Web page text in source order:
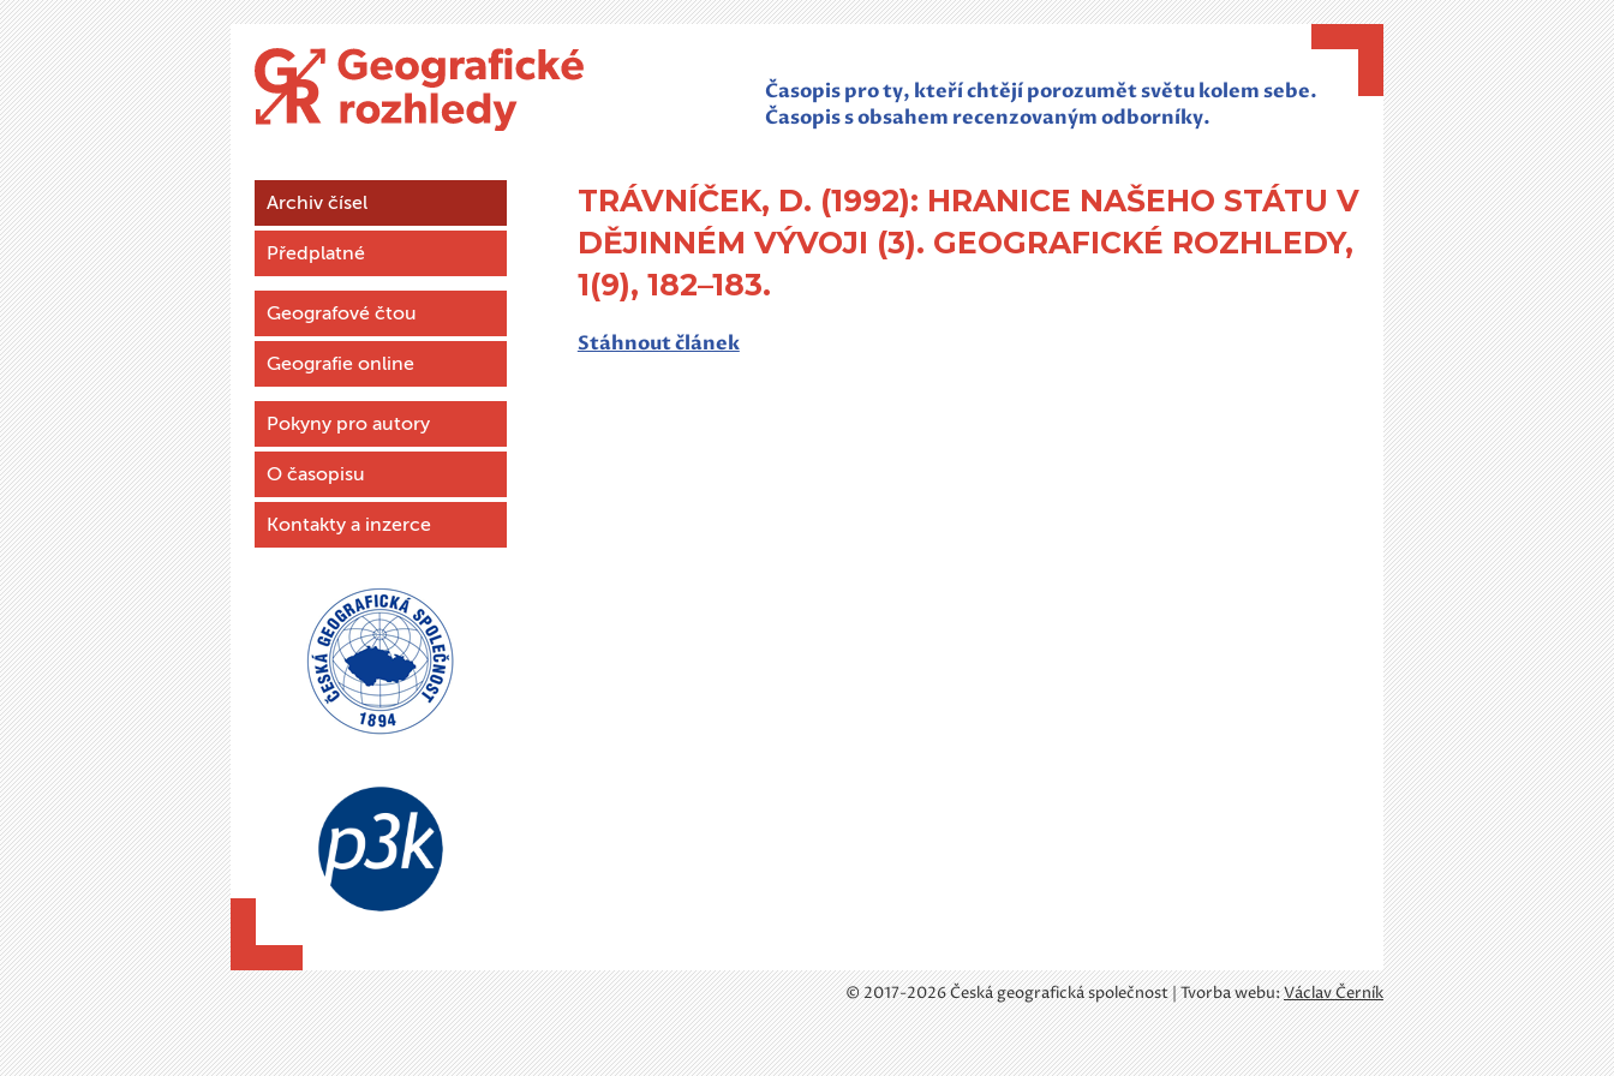
Časopis pro ty, kteří chtějí porozumět světu kolem sebe.
Časopis s obsahem recenzovaným odborníky.
Archiv čísel
Předplatné
Geografové čtou
Geografie online
Pokyny pro autory
O časopisu
Kontakty a inzerce
TRÁVNÍČEK, D. (1992): HRANICE NAŠEHO STÁTU V
DĚJINNÉM VÝVOJI (3). GEOGRAFICKÉ ROZHLEDY,
1(9), 182–183.
Stáhnout článek
© 2017-2026 Česká geografická společnost | Tvorba webu:Václav Černík